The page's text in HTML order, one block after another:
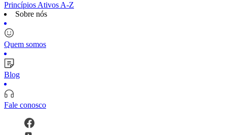
Princípios Ativos A-Z
Sobre nós
Quem somos
Blog
Fale conosco